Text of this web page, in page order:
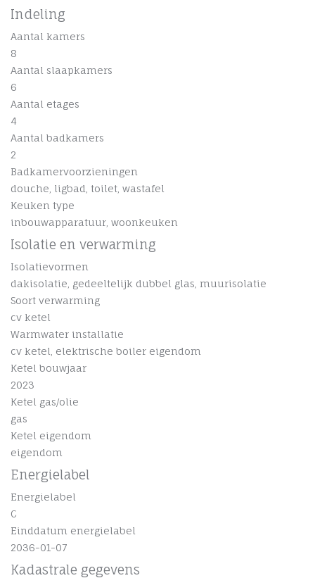
Indeling
Aantal kamers
8
Aantal slaapkamers
6
Aantal etages
4
Aantal badkamers
2
Badkamervoorzieningen
douche, ligbad, toilet, wastafel
Keuken type
inbouwapparatuur, woonkeuken
Isolatie en verwarming
Isolatievormen
dakisolatie, gedeeltelijk dubbel glas, muurisolatie
Soort verwarming
cv ketel
Warmwater installatie
cv ketel, elektrische boiler eigendom
Ketel bouwjaar
2023
Ketel gas/olie
gas
Ketel eigendom
eigendom
Energielabel
Energielabel
C
Einddatum energielabel
2036-01-07
Kadastrale gegevens